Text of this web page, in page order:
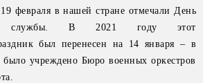
февраля в нашей стране отмечали День
службы. В 2021 году этот
был перенесен на 14 января – в
было учреждено Бюро военных оркестров